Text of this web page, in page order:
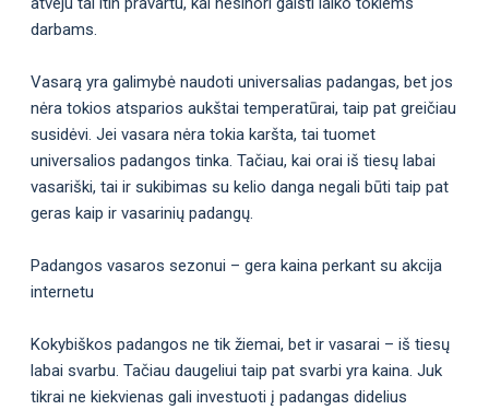
darbams.
Vasarą yra galimybė naudoti universalias padangas, bet jos
nėra tokios atsparios aukštai temperatūrai, taip pat greičiau
susidėvi. Jei vasara nėra tokia karšta, tai tuomet
universalios padangos tinka. Tačiau, kai orai iš tiesų labai
vasariški, tai ir sukibimas su kelio danga negali būti taip pat
geras kaip ir vasarinių padangų.
Padangos vasaros sezonui – gera kaina perkant su akcija
internetu
Kokybiškos padangos ne tik žiemai, bet ir vasarai – iš tiesų
labai svarbu. Tačiau daugeliui taip pat svarbi yra kaina. Juk
tikrai ne kiekvienas gali investuoti į padangas didelius